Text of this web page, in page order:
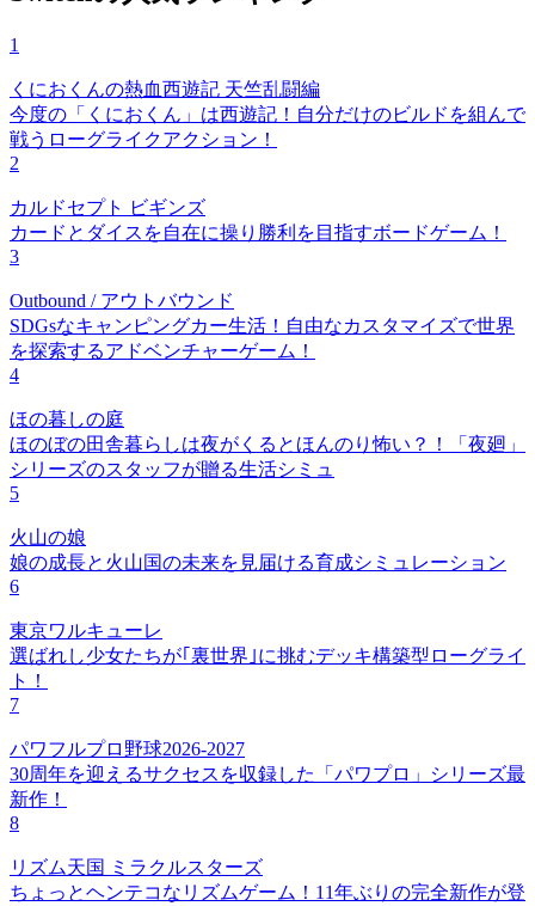
1
くにおくんの熱血西遊記 天竺乱闘編
今度の「くにおくん」は西遊記！自分だけのビルドを組んで
戦うローグライクアクション！
2
カルドセプト ビギンズ
カードとダイスを自在に操り勝利を目指すボードゲーム！
3
Outbound / アウトバウンド
SDGsなキャンピングカー生活！自由なカスタマイズで世界
を探索するアドベンチャーゲーム！
4
ほの暮しの庭
ほのぼの田舎暮らしは夜がくるとほんのり怖い？！「夜廻」
シリーズのスタッフが贈る生活シミュ
5
火山の娘
娘の成長と火山国の未来を見届ける育成シミュレーション
6
東京ワルキューレ
選ばれし少女たちが｢裏世界｣に挑むデッキ構築型ローグライ
ト！
7
パワフルプロ野球2026-2027
30周年を迎えるサクセスを収録した「パワプロ」シリーズ最
新作！
8
リズム天国 ミラクルスターズ
ちょっとヘンテコなリズムゲーム！11年ぶりの完全新作が登